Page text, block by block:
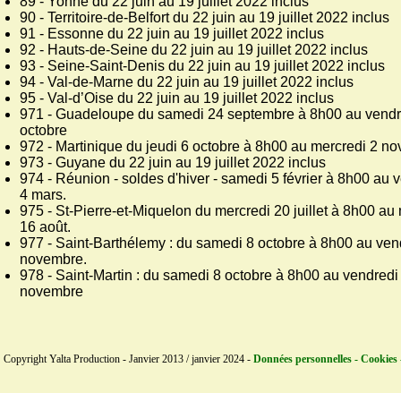
90 - Territoire-de-Belfort du 22 juin au 19 juillet 2022 inclus
91 - Essonne du 22 juin au 19 juillet 2022 inclus
92 - Hauts-de-Seine du 22 juin au 19 juillet 2022 inclus
93 - Seine-Saint-Denis du 22 juin au 19 juillet 2022 inclus
94 - Val-de-Marne du 22 juin au 19 juillet 2022 inclus
95 - Val-d’Oise du 22 juin au 19 juillet 2022 inclus
971 - Guadeloupe du samedi 24 septembre à 8h00 au
octobre
972 - Martinique du jeudi 6 octobre à 8h00 au mercredi 2
973 - Guyane du 22 juin au 19 juillet 2022 inclus
974 - Réunion - soldes d'hiver - samedi 5 février à 8h00 au
4 mars.
975 - St-Pierre-et-Miquelon du mercredi 20 juillet à 8h00 au
16 août.
977 - Saint-Barthélemy : du samedi 8 octobre à 8h00 au
novembre.
978 - Saint-Martin : du samedi 8 octobre à 8h00 au vendredi
novembre
Copyright Yalta Production - Janvier 2013 / janvier 2024 - Données personnelles -